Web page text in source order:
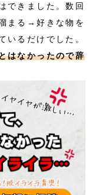
できました。数回
まる→好きな物を
いるだけでした。
はなかったので辞